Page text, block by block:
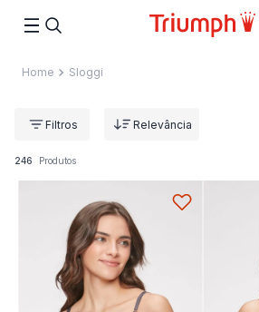
Sloggi
Relevância
246 Produtos